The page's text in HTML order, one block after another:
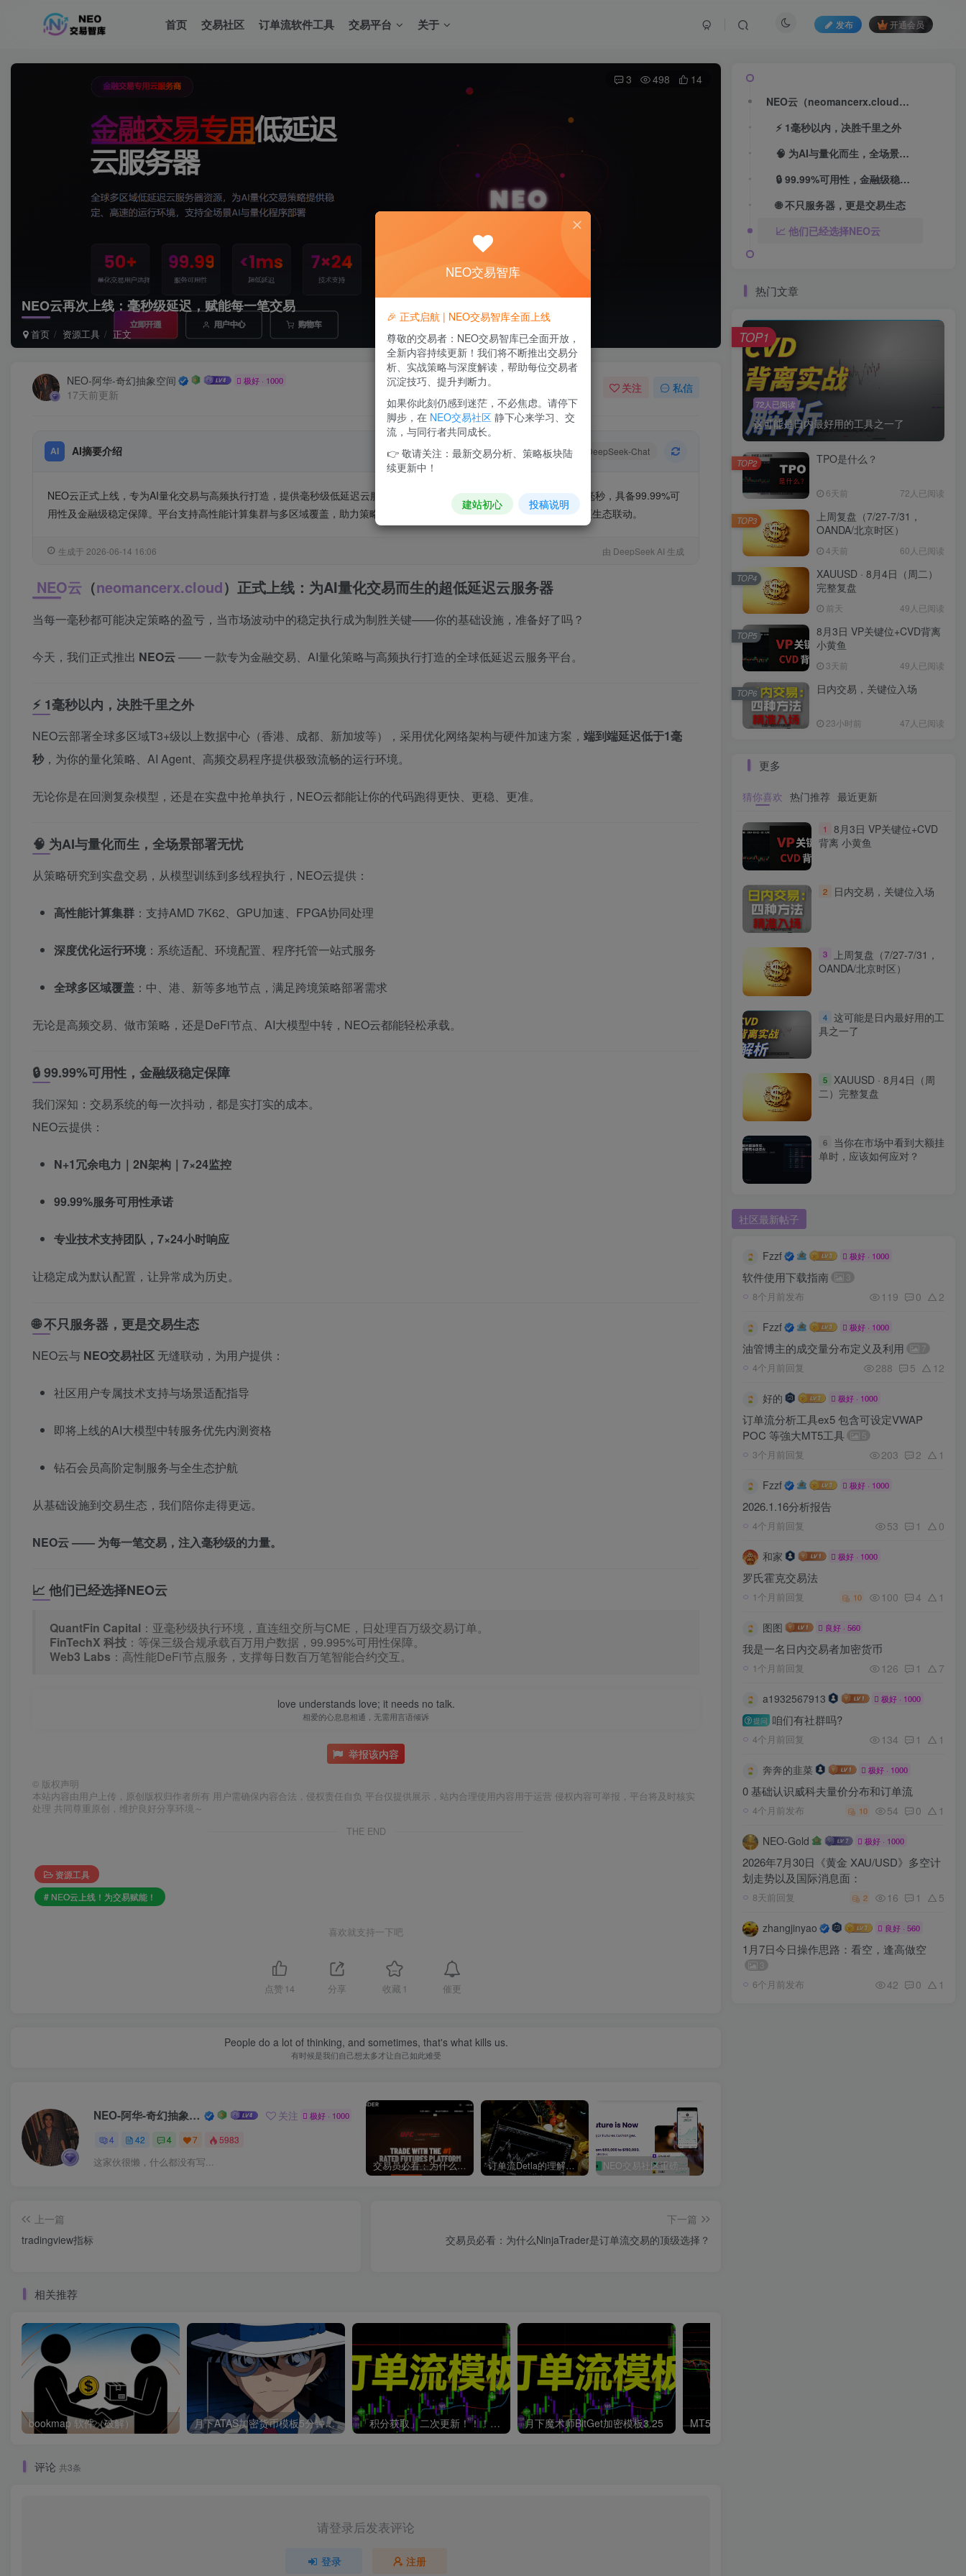
首页 交易社区 订单流软件工具 交易平台 关于 发布 开通会员
NEO云再次上线：毫秒级延迟，赋能每一笔交易
首页 资源工具 正文
3 498 14
NEO-阿华-奇幻抽象空间 极好 · 1000
17天前更新 关注 私信
AI AI摘要介绍 DeepSeek-Chat
NEO云正式上线，专为AI量化交易与高频执行打造，提供毫秒级低延迟云服务。它部署于全球T3+级数据中心，延迟低于1毫秒，具备99.99%可
用性及金融级稳定保障。平台支持高性能计算集群与多区域覆盖，助力策略回测、实盘交易及跨境部署，并与NEO交易社区生态联动。
生成于 2026-06-14 16:06 由 DeepSeek AI 生成
NEO云 （neomancerx.cloud）正式上线：为AI量化交易而生的超低延迟云服务器
当每一毫秒都可能决定策略的盈亏，当市场波动中的稳定执行成为制胜关键——你的基础设施，准备好了吗？
今天，我们正式推出 NEO云—— 一款专为金融交易、AI量化策略与高频执行打造的全球低延迟云服务平台。
⚡ 1毫秒以内，决胜千里之外
NEO云部署全球多区域T3+级以上数据中心（香港、成都、新加坡等），采用优化网络架构与硬件加速方案， 端到端延迟低于1毫
秒，为你的量化策略、AI Agent、高频交易程序提供极致流畅的运行环境。
无论你是在回测复杂模型，还是在实盘中抢单执行，NEO云都能让你的代码跑得更快、更稳、更准。
🧠 为AI与量化而生，全场景部署无忧
从策略研究到实盘交易，从模型训练到多线程执行，NEO云提供：
高性能计算集群 ：支持AMD 7K62、GPU加速、FPGA协同处理
深度优化运行环境 ：系统适配、环境配置、程序托管一站式服务
全球多区域覆盖 ：中、港、新等多地节点，满足跨境策略部署需求
无论是高频交易、做市策略，还是DeFi节点、AI大模型中转，NEO云都能轻松承载。
🔒 99.99%可用性，金融级稳定保障
我们深知：交易系统的每一次抖动，都是实打实的成本。
NEO云提供：
N+1冗余电力｜2N架构｜7×24监控
99.99%服务可用性承诺
专业技术支持团队，7×24小时响应
让稳定成为默认配置，让异常成为历史。
🌐 不只服务器，更是交易生态
NEO云与 NEO交易社区 无缝联动，为用户提供：
社区用户专属技术支持与场景适配指导
即将上线的AI大模型中转服务优先内测资格
钻石会员高阶定制服务与全生态护航
从基础设施到交易生态，我们陪你走得更远。
NEO云 —— 为每一笔交易，注入毫秒级的力量。
📈 他们已经选择NEO云
QuantFin Capital ：亚毫秒级执行环境，直连纽交所与CME，日处理百万级交易订单。
FinTechX 科技 ：等保三级合规承载百万用户数据，99.995%可用性保障。
Web3 Labs ：高性能DeFi节点服务，支撑每日数百万笔智能合约交互。
love understands love; it needs no talk.
相爱的心息息相通，无需用言语倾诉
举报该内容
© 版权声明
本站内容由用户上传，原创版权归作者所有 用户需确保内容合法，侵权责任自负 平台仅提供展示，站内合理使用内容用于运营 侵权内容可举报，平台将及时核实
处理 共同尊重原创，维护良好分享环境～
THE END
资源工具
# NEO云上线！为交易赋能！
喜欢就支持一下吧
点赞 14 分享 收藏 1 催更
People do a lot of thinking, and sometimes, that's what kills us.
有时候是我们自己想太多才让自己如此难受
NEO-阿华-奇幻抽象空间 关注 极好 · 1000
4 42 4 7 5983
这家伙很懒，什么都没有写... 交易员必看：为什么NinjaTrader是订单流交易的顶级选择？ 订单流Detla的理解，以及Detla在策略中的应用！ NEO交易社区重磅福利来袭！TTP10W美金考试账号免费送！
上一篇
tradingview指标
下一篇
交易员必看：为什么NinjaTrader是订单流交易的顶级选择？
相关推荐
bookmap 软件（破解） 月下ATAS加密货币模板5分钟波段 「积分获取」二次更新！！！ATAS加密模板3.25（BN数据源参数） 月下魔术师BitGet加密模板3.25 MT5-成交量分布指标
评论 共3条
请登录后发表评论
登录 注册
NEO云（neomancerx.cloud）正式上线：为AI量化交易而生的超低延迟云服务器
⚡ 1毫秒以内，决胜千里之外
🧠 为AI与量化而生，全场景部署无忧
🔒 99.99%可用性，金融级稳定保障
🌐 不只服务器，更是交易生态
📈 他们已经选择NEO云
热门文章
72人已阅读
这可能是日内最好用的工具之一了
TOP1
TPO是什么？
6天前 72人已阅读
TOP2
上周复盘（7/27-7/31，
OANDA/北京时区）
4天前 60人已阅读
TOP3
XAUUSD · 8月4日（周二）
完整复盘
前天 49人已阅读
TOP4
8月3日 VP关键位+CVD背离
小黄鱼
3天前 49人已阅读
TOP5
日内交易，关键位入场
23小时前 47人已阅读
TOP6
更多
猜你喜欢 热门推荐 最近更新
1
8月3日 VP关键位+CVD
背离 小黄鱼
2 日内交易，关键位入场
3
上周复盘（7/27-7/31，
OANDA/北京时区）
4 这可能是日内最好用的工
具之一了
5
XAUUSD · 8月4日（周
二）完整复盘
6
当你在市场中看到大额挂
单时，应该如何应对？
社区最新帖子
Fzzf 极好 · 1000
软件使用下载指南 3
8个月前发布 119 0 2
Fzzf 极好 · 1000
油管博主的成交量分布定义及利用 7
4个月前回复 288 5 12
好的 极好 · 1000
订单流分析工具ex5 包含可设定VWAP
POC 等強大MT5工具
5
3个月前回复 203 2 1
Fzzf 极好 · 1000
2026.1.16分析报告
4个月前回复 53 1 0
和家 极好 · 1000
罗氏霍克交易法
1个月前回复 10 100 4 1
图图 良好 · 560
我是一名日内交易者加密货币
1个月前回复 126 1 7
a1932567913 极好 · 1000
提问 咱们有社群吗?
4个月前回复 134 1 1
奔奔的韭菜 极好 · 1000
0 基础认识威科夫量价分布和订单流
4个月前发布 10 54 0 1
NEO-Gold 极好 · 1000
2026年7月30日《黄金 XAU/USD》多空计
划走势以及国际消息面：
8天前回复 2 16 1 5
zhangjinyao 良好 · 560
1月7日今日操作思路：看空，逢高做空
3
6个月前发布 42 0 1
NEO交易智库
🎉 正式启航 | NEO交易智库全面上线
尊敬的交易者：NEO交易智库已全面开放，
全新内容持续更新！我们将不断推出交易分
析、实战策略与深度解读，帮助每位交易者
沉淀技巧、提升判断力。
如果你此刻仍感到迷茫，不必焦虑。请停下
脚步，在 NEO交易社区 静下心来学习、交
流，与同行者共同成长。
👉 敬请关注：最新交易分析、策略板块陆
续更新中！
建站初心 投稿说明